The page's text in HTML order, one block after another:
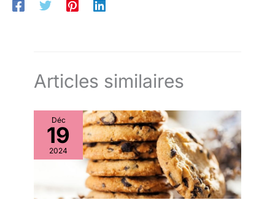
Articles similaires
Déc
19
2024